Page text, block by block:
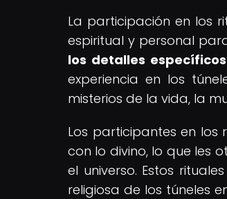
La participación en los
espiritual y personal
los detalles
experiencia en los
misterios de la vida, la
Los participantes en los
con lo divino, lo que les
el universo. Estos
religiosa de los túneles